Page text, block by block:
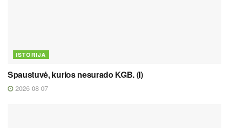
ISTORIJA
Spaustuvė, kurios nesurado KGB. (I)
2026 08 07